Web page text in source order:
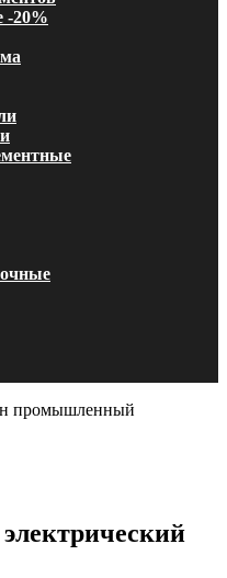
-20%
промышленный